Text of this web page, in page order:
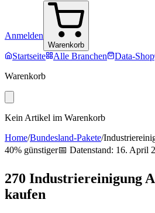
Anmelden
Warenkorb
Startseite Alle Branchen Data-Shop
Warenkorb
Kein Artikel im Warenkorb
Home/Bundesland-Pakete/
40% günstiger📅 Datenstand: 16. April
270 Industriereinigung
kaufen